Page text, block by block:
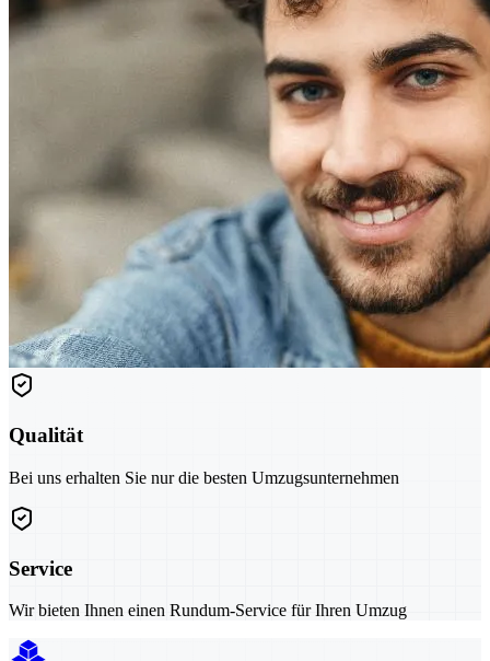
Qualität
Bei uns erhalten Sie nur die besten Umzugsunternehmen
Service
Wir bieten Ihnen einen Rundum-Service für Ihren Umzug